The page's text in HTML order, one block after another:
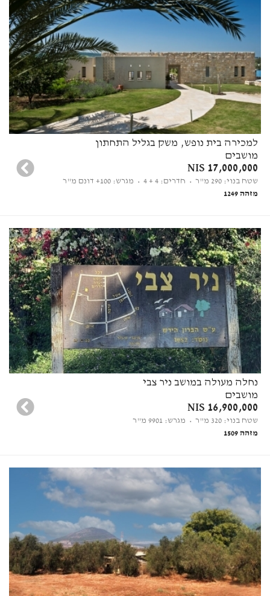
למכירה בית נופש, משק בגליל התחתון
מושבים
17,000,000 NIS
שטח בנוי: 290 מ"ר • חדרים: 4 + 4
• מגרש: 100+ דונם מ"ר
מזהה 1249
נחלה מעולה במושב ניר צבי
מושבים
16,900,000 NIS
שטח בנוי: 320 מ"ר
• מגרש: 9901 מ"ר
מזהה 1509